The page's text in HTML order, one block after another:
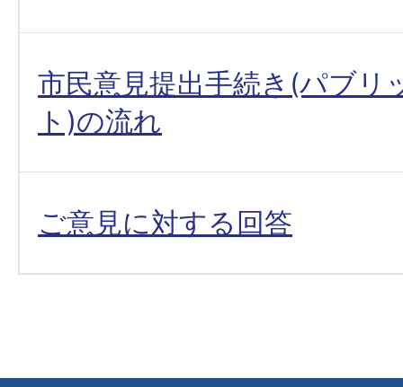
市民意見提出手続き(パブリ
ト)の流れ
ご意見に対する回答